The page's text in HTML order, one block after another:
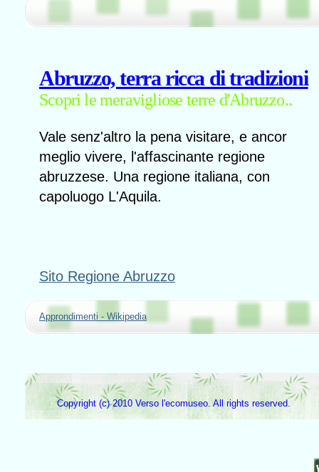
Abruzzo, terra ricca di tradizioni
Scopri le meravigliose terre d'Abruzzo..
Vale senz'altro la pena visitare, e ancor
meglio vivere, l'affascinante regione
abruzzese. Una regione italiana, con
capoluogo L'Aquila.
Sito Regione Abruzzo
Approndimenti - Wikipedia
Copyright (c) 2010 Verso l'ecomuseo. All rights reserved.